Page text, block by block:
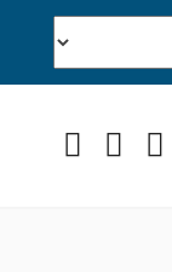
Facebook
YouTube